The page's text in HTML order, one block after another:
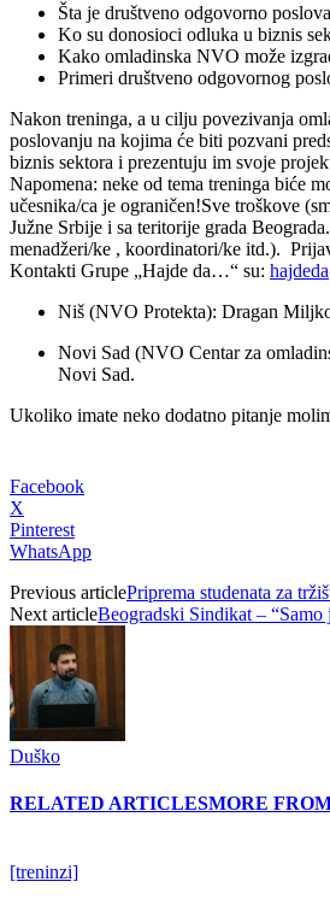
Šta je društveno odgovorno
Ko su donosioci odluka u biznis
Kako omladinska NVO može
Primeri društveno odgovornog
Nakon treninga, a u cilju povezivanja
poslovanju na kojima će biti pozvani
biznis sektora i prezentuju im svoje
Napomena: neke od tema treninga biće
učesnika/ca je ograničen!Sve troškove
Južne Srbije i sa teritorije grada
menadžeri/ke , koordinatori/ke itd.).
Kontakti Grupe „Hajde da…“ su:
Niš (NVO Protekta): Dragan
Novi Sad (NVO Centar za
Novi Sad.
Ukoliko imate neko dodatno pitanje
Facebook
X
Pinterest
WhatsApp
Previous articlePriprema studenata za
Next articleBeogradski Sindikat – “Samo
Duško
RELATED ARTICLESMORE
[treninzi]